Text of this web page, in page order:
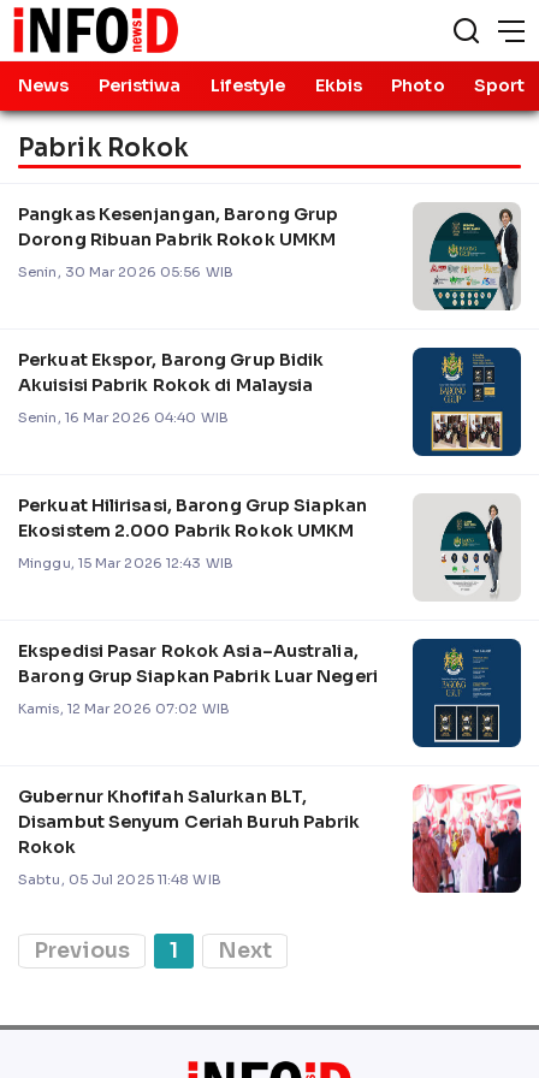
News Peristiwa Lifestyle Ekbis Photo Sport
Pabrik Rokok
Pangkas Kesenjangan, Barong Grup
Dorong Ribuan Pabrik Rokok UMKM
Senin, 30 Mar 2026 05:56 WIB
Perkuat Ekspor, Barong Grup Bidik
Akuisisi Pabrik Rokok di Malaysia
Senin, 16 Mar 2026 04:40 WIB
Perkuat Hilirisasi, Barong Grup Siapkan
Ekosistem 2.000 Pabrik Rokok UMKM
Minggu, 15 Mar 2026 12:43 WIB
Ekspedisi Pasar Rokok Asia–Australia,
Barong Grup Siapkan Pabrik Luar Negeri
Kamis, 12 Mar 2026 07:02 WIB
Gubernur Khofifah Salurkan BLT,
Disambut Senyum Ceriah Buruh Pabrik
Rokok
Sabtu, 05 Jul 2025 11:48 WIB
Previous 1 Next